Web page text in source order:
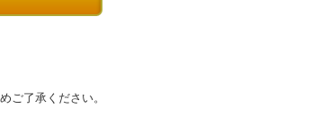
ご了承ください。